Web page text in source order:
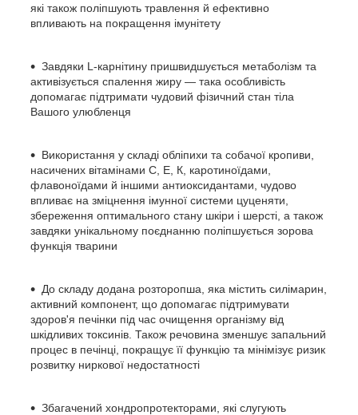
які також поліпшують травлення й ефективно
впливають на покращення імунітету
Завдяки L-карнітину пришвидшується метаболізм та
активізується спалення жиру — така особливість
допомагає підтримати чудовий фізичний стан тіла
Вашого улюбленця
Використання у складі обліпихи та собачої кропиви,
насичених вітамінами С, Е, К, каротиноїдами,
флавоноїдами й іншими антиоксидантами, чудово
впливає на зміцнення імунної системи цуценяти,
збереження оптимального стану шкіри і шерсті, а також
завдяки унікальному поєднанню поліпшується зорова
функція тварини
До складу додана розторопша, яка містить силімарин,
активний компонент, що допомагає підтримувати
здоров'я печінки під час очищення організму від
шкідливих токсинів. Також речовина зменшує запальний
процес в печінці, покращує її функцію та мінімізує ризик
розвитку ниркової недостатності
Збагачений хондропротекторами, які слугують